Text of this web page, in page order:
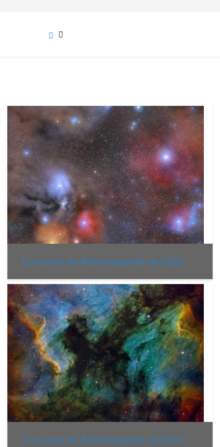
Concurso de Astrofotografia de 2020
Concurso de Astrofotografia de 2019